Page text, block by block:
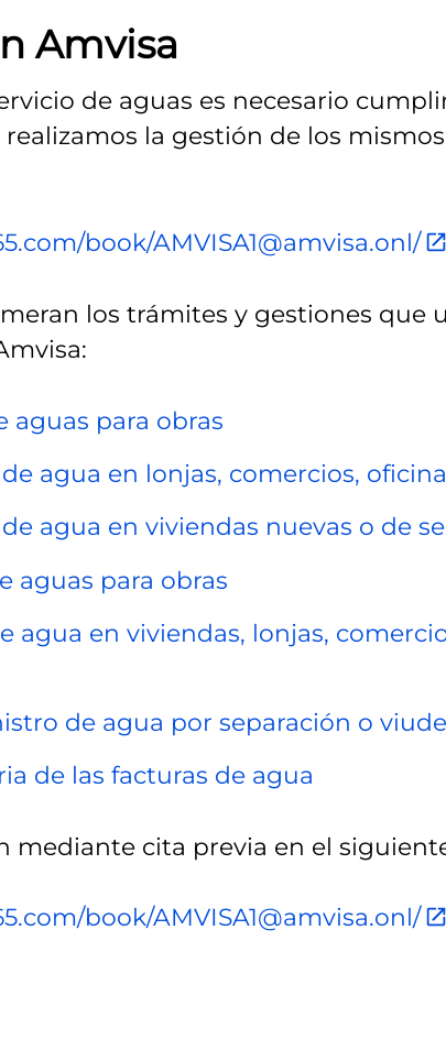
Amvisa
de aguas es necesario
la gestión de los
book/AMVISA1@amvisa.onl/
los trámites y gestiones que
aguas para obras
agua en lonjas, comercios,
agua en viviendas nuevas o de
aguas para obras
agua en viviendas, lonjas,
de agua por separación o
de las facturas de agua
mediante cita previa en el
book/AMVISA1@amvisa.onl/